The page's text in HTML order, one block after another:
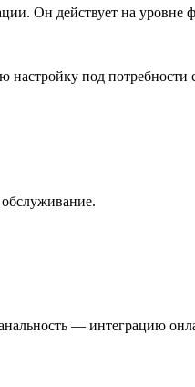
Он действует на уровне
под потребности
— интеграцию